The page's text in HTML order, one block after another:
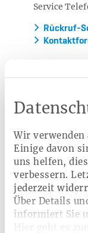
Wir verwenden
Einige davon
uns helfen,
verbessern.
jederzeit
Über Details
informiert Sie
Service
Rückruf-
Ratgeber
Gesunde
Ernährungstrends